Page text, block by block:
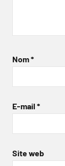
Nom*
E-mail *
Site web